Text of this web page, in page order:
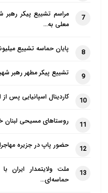
7
مراسم تشییع پیکر رهبر
معلی به…
8 پایان حماسه تشییع
9 تشییع پیکر مطهر رهبر
10 کاردینال اسپانیایی پس
11 روستاهای مسیحی لبنان
12 حضور پاپ در جزیره
13
ملت ولایتمدار ایران
حماسه‌ای…